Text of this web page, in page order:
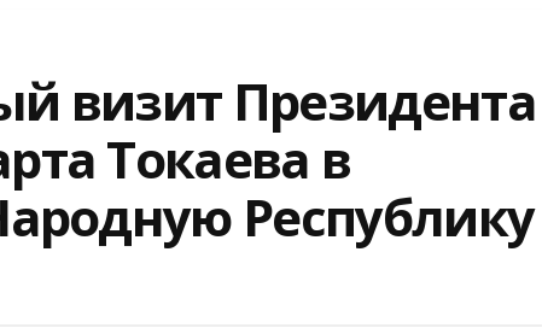
визит Президента
Токаева в
Республику